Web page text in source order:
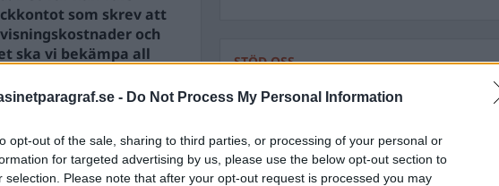
- Do Not Process My Personal Information
opt-out of the sale, sharing to third parties, or processing of your personal or
for targeted advertising by us, please use the below opt-out section to
selection. Please note that after your opt-out request is processed you may
som skrev att
och
ska vi bekämpa all
kamelfösaren,
en av partikamraterna
STÖD OSS
Stöd Para§rafs bevakning av rättssäkerheten
PRENUMERERA PÅ PARA§RAFS NYHETSBREV